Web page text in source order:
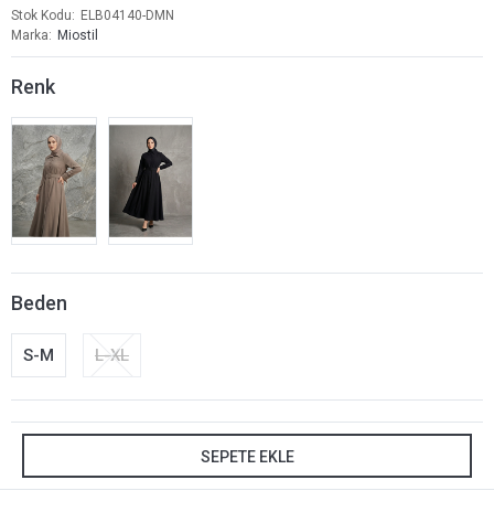
Stok Kodu
ELB04140-DMN
Marka
Miostil
Renk
Beden
S-M L-XL
SEPETE EKLE